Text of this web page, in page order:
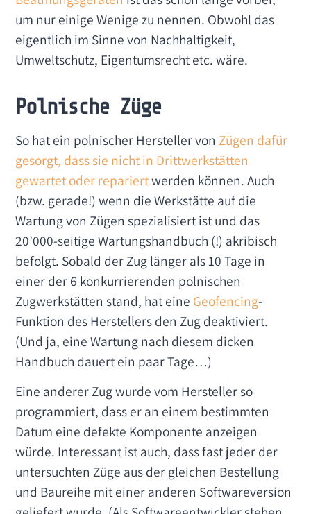
um nur einige Wenige zu nennen. Obwohl das
eigentlich im Sinne von Nachhaltigkeit,
Umweltschutz, Eigentumsrecht etc. wäre.
Polnische Züge
So hat ein polnischer Hersteller von Zügen dafür
gesorgt, dass sie nicht in Drittwerkstätten
gewartet oder repariertwerden können. Auch
(bzw. gerade!) wenn die Werkstätte auf die
Wartung von Zügen spezialisiert ist und das
20’000-seitige Wartungshandbuch (!) akribisch
befolgt. Sobald der Zug länger als 10 Tage in
einer der 6 konkurrierenden polnischen
Zugwerkstätten stand, hat eine Geofencing-
Funktion des Herstellers den Zug deaktiviert.
(Und ja, eine Wartung nach diesem dicken
Handbuch dauert ein paar Tage…)
Eine anderer Zug wurde vom Hersteller so
programmiert, dass er an einem bestimmten
Datum eine defekte Komponente anzeigen
würde. Interessant ist auch, dass fast jeder der
untersuchten Züge aus der gleichen Bestellung
und Baureihe mit einer anderen Softwareversion